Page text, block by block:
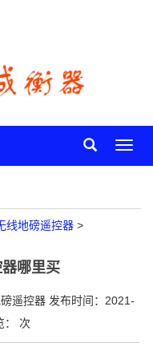
线地磅遥控器 >
哪里买
遥控器 发布时间：2021-
次